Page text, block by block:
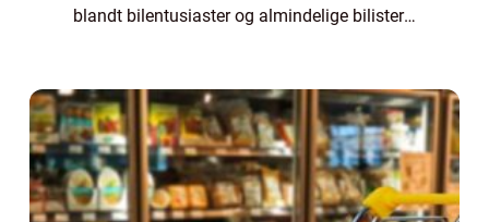
blandt bilentusiaster og almindelige bilister